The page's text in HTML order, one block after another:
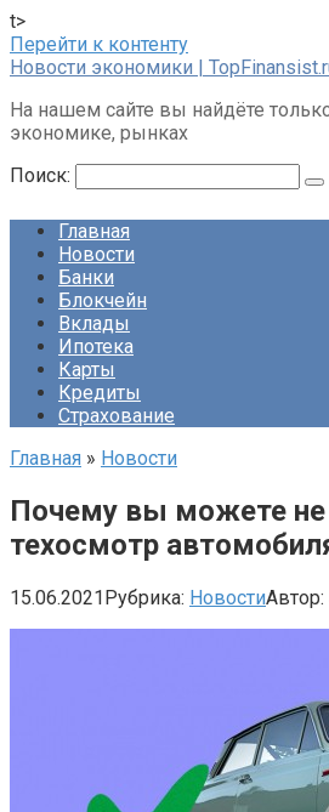
t>
Перейти к контенту
Новости экономики |
На нашем сайте вы найдёте
экономике, рынках
Поиск:
Главная
Новости
Банки
Блокчейн
Вклады
Ипотека
Карты
Кредиты
Страхование
Главная » Новости
Почему вы можете не
техосмотр
15.06.2021Рубрика: НовостиАвтор: